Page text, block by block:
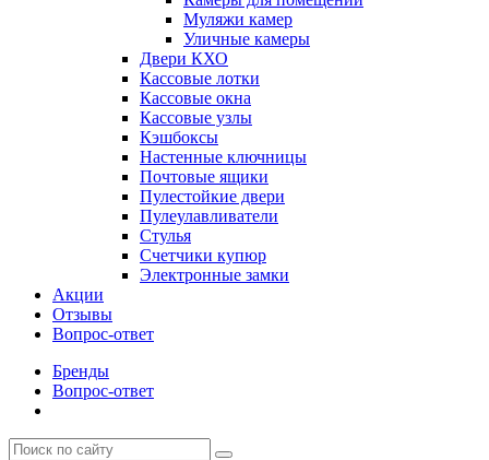
Муляжи камер
Уличные камеры
Двери КХО
Кассовые лотки
Кассовые окна
Кассовые узлы
Кэшбоксы
Настенные ключницы
Почтовые ящики
Пулестойкие двери
Пулеулавливатели
Стулья
Счетчики купюр
Электронные замки
Акции
Отзывы
Вопрос-ответ
Бренды
Вопрос-ответ